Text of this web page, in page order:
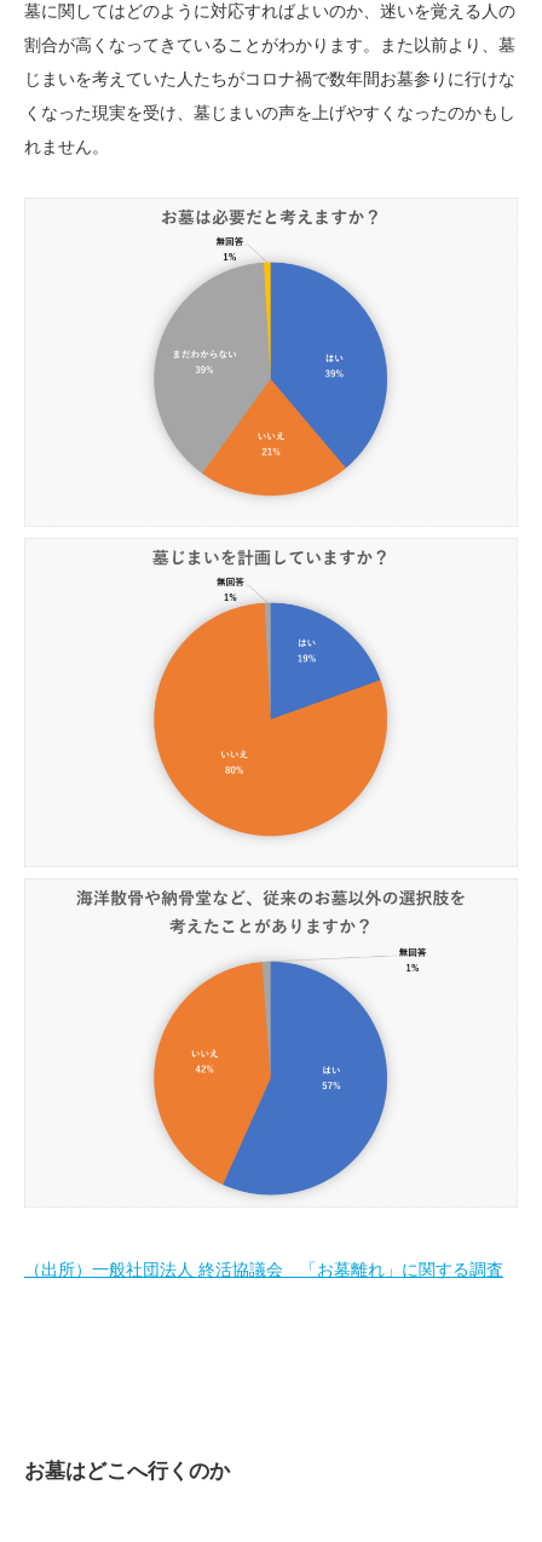
墓に関してはどのように対応すればよいのか、迷いを覚える人の
割合が高くなってきていることがわかります。また以前より、墓
じまいを考えていた人たちがコロナ禍で数年間お墓参りに行けな
くなった現実を受け、墓じまいの声を上げやすくなったのかもし
れません。
（出所）一般社団法人 終活協議会 「お墓離れ」に関する調査
お墓はどこへ行くのか